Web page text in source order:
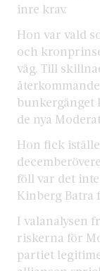
inre krav.
Hon var vald
och
väg. Till
bunkergänget
de nya
Hon fick
föll var det
Kinberg Batra
I valanalysen
riskerna för
partiet